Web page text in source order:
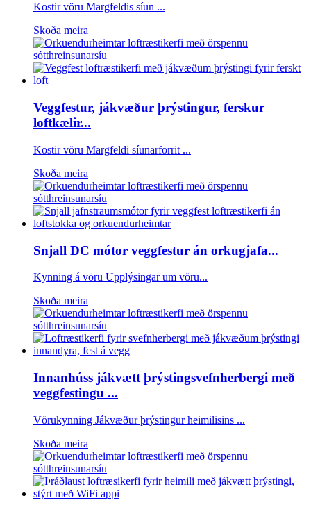
Kostir vöru Margfeldis síun ...
Skoða meira
Veggfestur, jákvæður þrýstingur, ferskur
loftkælir...
Kostir vöru Margfeldi síunarforrit ...
Skoða meira
Snjall DC mótor veggfestur án orkugjafa...
Kynning á vöru Upplýsingar um vöru...
Skoða meira
Innanhúss jákvætt þrýstingsvefnherbergi með
veggfestingu ...
Vörukynning Jákvæður þrýstingur heimilisins ...
Skoða meira